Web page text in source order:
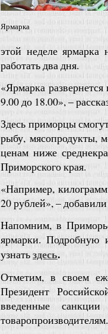
Ярмарка
этой неделе ярмарка
работать два дня.
«Ярмарка
9.00 до 18.00», –
Здесь приморцы
рыбу, мясопродукты,
ценам ниже
Приморского края.
«Например,
20 рублей», –
Напомним, в
ярмарки.
узнатьздесь.
Отметим, в своем
Президент
введенные
товаропроизводителям.